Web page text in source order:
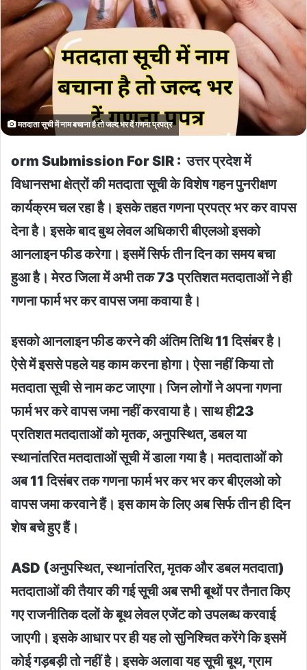
मतदाता सूची में नाम बचाना है तो जल्द भर दें गणना प्रपत्र
orm Submission For SIR : उत्तर प्रदेश में
विधानसभा क्षेत्रों की मतदाता सूची के विशेष गहन पुनरीक्षण
कार्यक्रम चल रहा है। इसके तहत गणना प्रपत्र भर कर वापस
देना है। इसके बाद बुथ लेवल अधिकारी बीएलओ इसको
आनलाइन फीड करेगा। इसमें सिर्फ तीन दिन का समय बचा
हुआ है। मेरठ जिला में अभी तक 73 प्रतिशत मतदाताओं ने ही
गणना फार्म भर कर वापस जमा कवाया है।
इसको आनलाइन फीड करने की अंतिम तिथि 11 दिसंबर है।
ऐसे में इससे पहले यह काम करना होगा। ऐसा नहीं किया तो
मतदाता सूची से नाम कट जाएगा। जिन लोगों ने अपना गणना
फार्म भर करे वापस जमा नहीं करवाया है। साथ ही23
प्रतिशत मतदाताओं को मृतक, अनुपस्थित, डबल या
स्थानांतरित मतदाताओं सूची में डाला गया है। मतदाताओं को
अब 11 दिसंबर तक गणना फार्म भर कर भर कर बीएलओ को
वापस जमा करवाने हैं। इस काम के लिए अब सिर्फ तीन ही दिन
शेष बचे हुए हैं।
ASD (अनुपस्थित, स्थानांतरित, मृतक और डबल मतदाता)
मतदाताओं की तैयार की गई सूची अब सभी बूथों पर तैनात किए
गए राजनीतिक दलों के बूथ लेवल एजेंट को उपलब्ध करवाई
जाएगी। इसके आधार पर ही यह लो सुनिश्चित करेंगे कि इसमें
कोई गड़बड़ी तो नहीं है। इसके अलावा यह सूची बूथ, ग्राम